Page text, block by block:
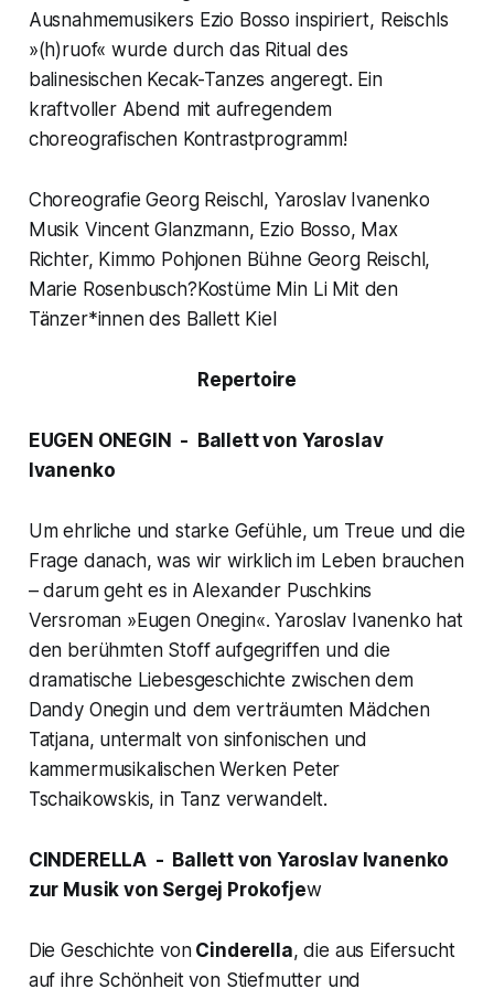
Ausnahmemusikers Ezio Bosso inspiriert, Reischls
»(h)ruof« wurde durch das Ritual des
balinesischen Kecak-Tanzes angeregt. Ein
kraftvoller Abend mit aufregendem
choreografischen Kontrastprogramm!
Choreografie Georg Reischl, Yaroslav Ivanenko
Musik Vincent Glanzmann, Ezio Bosso, Max
Richter, Kimmo Pohjonen Bühne Georg Reischl,
Marie Rosenbusch?Kostüme Min Li Mit den
Tänzer*innen des Ballett Kiel
Repertoire
EUGEN ONEGIN - Ballett von Yaroslav
Ivanenko
Um ehrliche und starke Gefühle, um Treue und die
Frage danach, was wir wirklich im Leben brauchen
– darum geht es in Alexander Puschkins
Versroman »Eugen Onegin«. Yaroslav Ivanenko hat
den berühmten Stoff aufgegriffen und die
dramatische Liebesgeschichte zwischen dem
Dandy Onegin und dem verträumten Mädchen
Tatjana, untermalt von sinfonischen und
kammermusikalischen Werken Peter
Tschaikowskis, in Tanz verwandelt.
CINDERELLA - Ballett von Yaroslav Ivanenko
zur Musik von Sergej Prokofjew
Die Geschichte vonCinderella, die aus Eifersucht
auf ihre Schönheit von Stiefmutter und